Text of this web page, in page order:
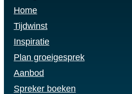
Home
Tijdwinst
Inspiratie
Plan groeigesprek
Aanbod
Spreker boeken